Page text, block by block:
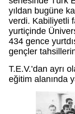
yıldan bugüne
verdi. Kabiliyetli
yurtiçinde
434 gence
gençler
T.E.V.’dan ayrı
eğitim alanında